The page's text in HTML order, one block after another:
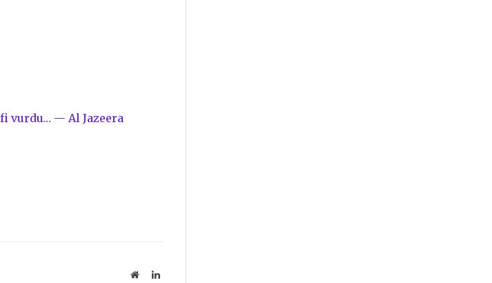
vurdu… — Al Jazeera
WebsiteLinkedIn